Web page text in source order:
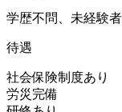
学歴不問、未経験
待遇
社会保険制度あり
労災完備